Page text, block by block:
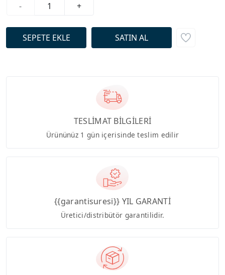
-
+
TESLİMAT BİLGİLERİ
Ürününüz 1 gün içerisinde teslim edilir
{{garantisuresi}} YIL GARANTİ
Üretici/distribütör garantilidir.